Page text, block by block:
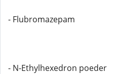
- Flubromazepam
- N-Ethylhexedron poeder